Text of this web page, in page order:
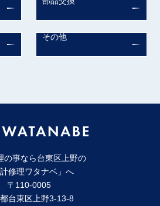
その他
の事なら台東区上野の
計修理ワタナベ」へ
〒110-0005
台東区上野3-13-8